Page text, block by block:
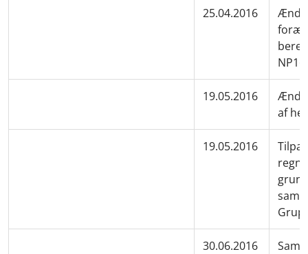
25.04.2016
19.05.2016
af
19.05.2016
30.06.2016